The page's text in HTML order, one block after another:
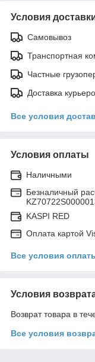
Условия
Самовывоз
Транспортная
Частные
Доставка
Все условия
Условия оплаты
Наличными
Безналичный
KASPI RED
Оплата картой
Все условия
Условия
Возврат товара в
Все условия